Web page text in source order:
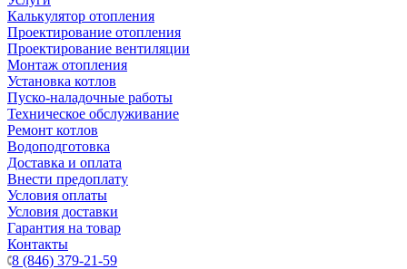
Калькулятор отопления
Проектирование отопления
Проектирование вентиляции
Монтаж отопления
Установка котлов
Пуско-наладочные работы
Техническое обслуживание
Ремонт котлов
Водоподготовка
Доставка и оплата
Внести предоплату
Условия оплаты
Условия доставки
Гарантия на товар
Контакты
8 (846) 379-21-59